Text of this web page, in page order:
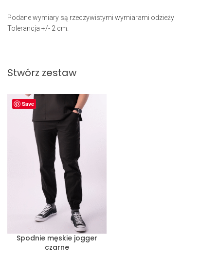
Podane wymiary są rzeczywistymi wymiarami odzieży
Tolerancja +/- 2 cm.
Stwórz zestaw
Save
Spodnie męskie jogger
czarne